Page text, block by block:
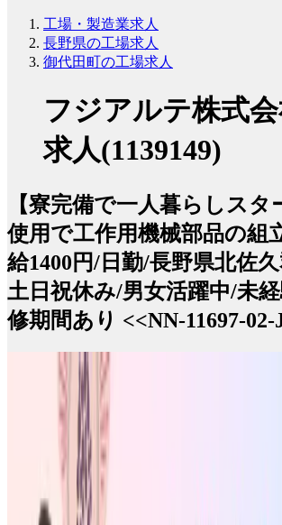
工場・製造業求人
長野県の工場求人
御代田町の工場求人
フジアルテ株式
求人(1139149)
【寮完備で一人暮らしス
使用で工作用機械部品の組
給1400円/日勤/長野県北佐
土日祝休み/男女活躍中/未
修期間あり <<NN-11697-02-